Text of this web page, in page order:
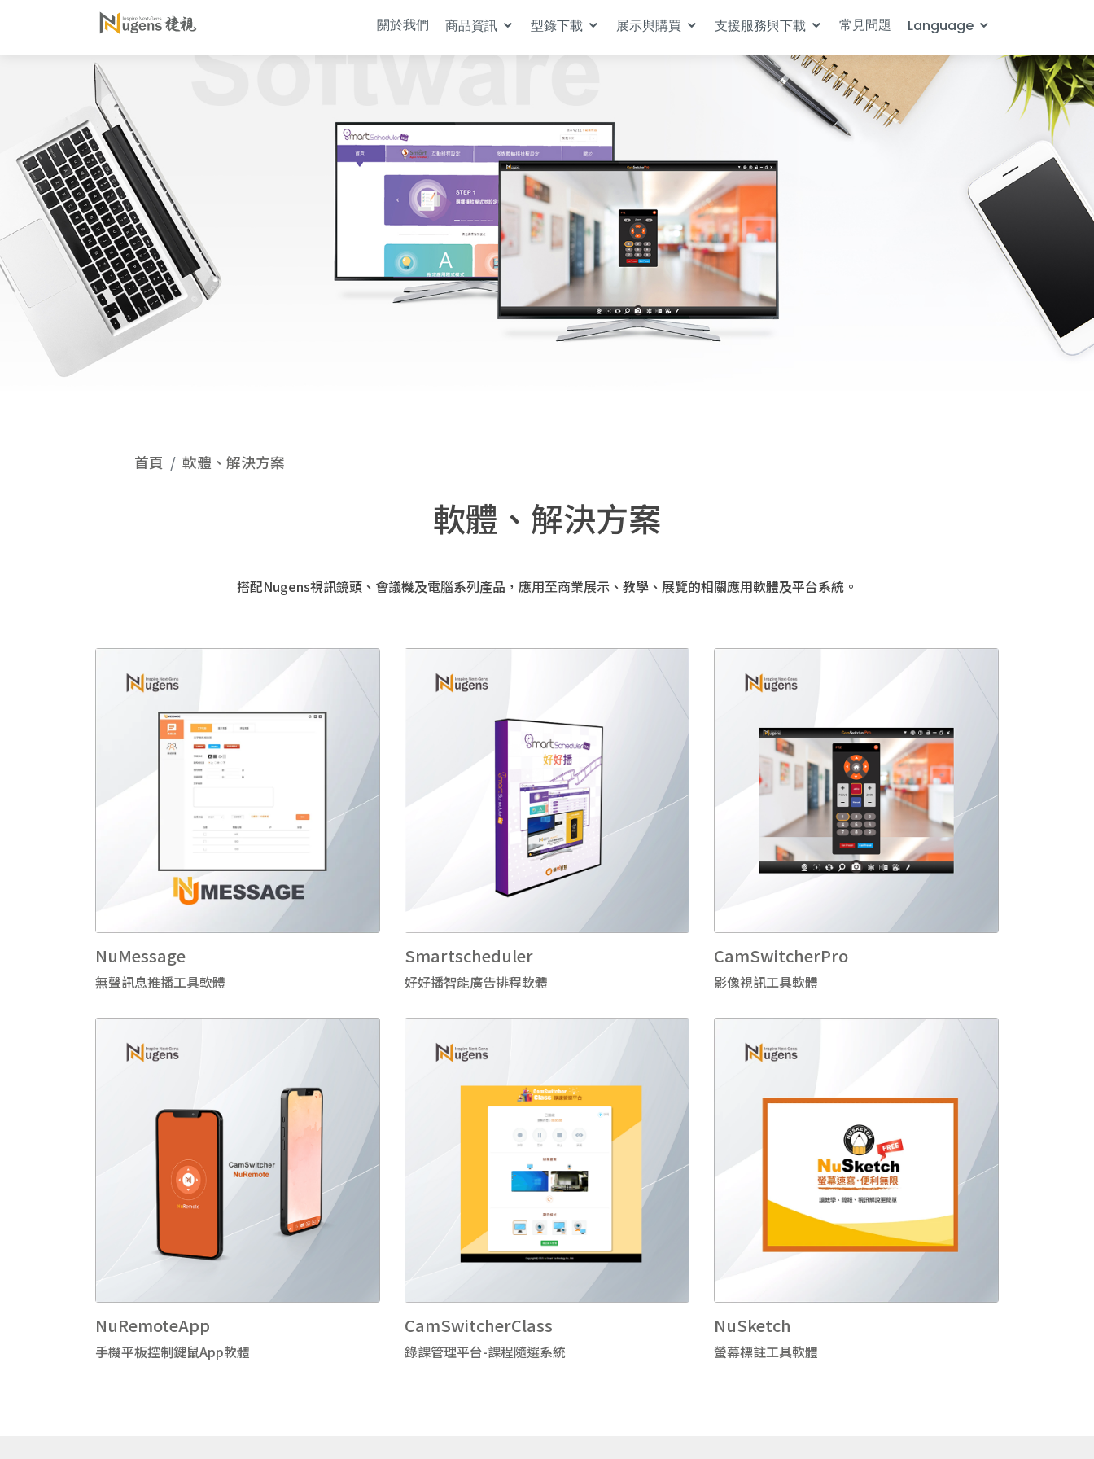
關於我們 商品資訊 型錄下載 展示與購買 支援服務與下載 常見問題 Language
首頁 軟體、解決方案
軟體、解決方案
搭配Nugens視訊鏡頭、會議機及電腦系列產品，應用至商業展示、教學、展覽的相關應用軟體及平台系統。
NuMessage
無聲訊息推播工具軟體
Smartscheduler
好好播智能廣告排程軟體
CamSwitcherPro
影像視訊工具軟體
NuRemoteApp
手機平板控制鍵鼠App軟體
CamSwitcherClass
錄課管理平台-課程隨選系統
NuSketch
螢幕標註工具軟體